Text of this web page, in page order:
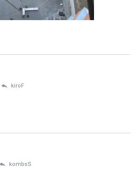
kiroF
kombsS